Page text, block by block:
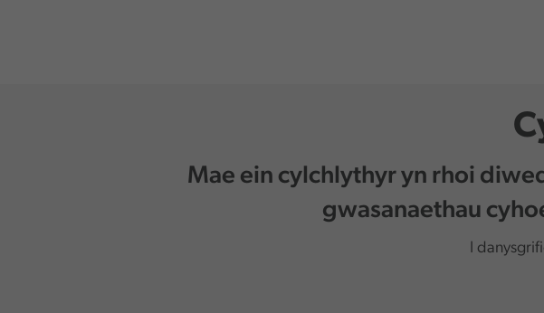
Mae ein cylchlythyr yn rhoi
gwasanaethau
I